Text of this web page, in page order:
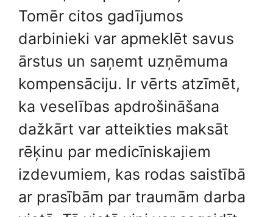
Tomēr citos gadījumos
darbinieki var apmeklēt savus
ārstus un saņemt uzņēmuma
kompensāciju. Ir vērts atzīmēt,
ka veselības apdrošināšana
dažkārt var atteikties maksāt
rēķinu par medicīniskajiem
izdevumiem, kas rodas saistībā
ar prasībām par traumām darba